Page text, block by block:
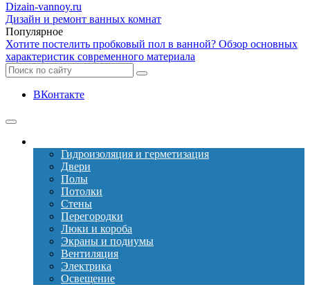
Dizain-vannoy.ru
Дизайн и ремонт ванных комнат
Популярное
Хотите постелить пробковый пол в ванной? Обзор основных
характеристик современного материала
ВКонтакте
Гидроизоляция и герметизация
Двери
Полы
Потолки
Стены
Перегородки
Люки и короба
Экраны и подиумы
Вентиляция
Электрика
Освещение